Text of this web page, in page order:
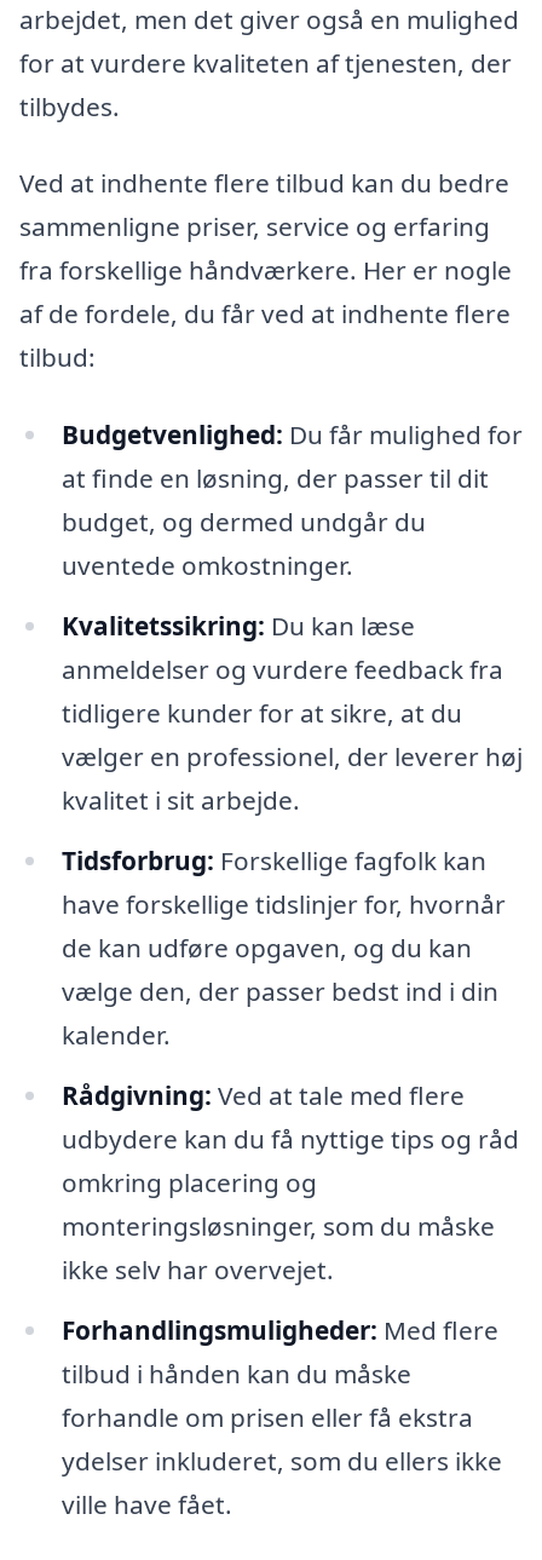
arbejdet, men det giver også en mulighed
for at vurdere kvaliteten af tjenesten, der
tilbydes.
Ved at indhente flere tilbud kan du bedre
sammenligne priser, service og erfaring
fra forskellige håndværkere. Her er nogle
af de fordele, du får ved at indhente flere
tilbud:
Budgetvenlighed: Du får mulighed for
at finde en løsning, der passer til dit
budget, og dermed undgår du
uventede omkostninger.
Kvalitetssikring: Du kan læse
anmeldelser og vurdere feedback fra
tidligere kunder for at sikre, at du
vælger en professionel, der leverer høj
kvalitet i sit arbejde.
Tidsforbrug: Forskellige fagfolk kan
have forskellige tidslinjer for, hvornår
de kan udføre opgaven, og du kan
vælge den, der passer bedst ind i din
kalender.
Rådgivning: Ved at tale med flere
udbydere kan du få nyttige tips og råd
omkring placering og
monteringsløsninger, som du måske
ikke selv har overvejet.
Forhandlingsmuligheder: Med flere
tilbud i hånden kan du måske
forhandle om prisen eller få ekstra
ydelser inkluderet, som du ellers ikke
ville have fået.